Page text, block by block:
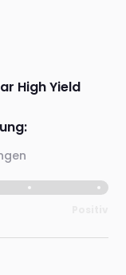
High Yield